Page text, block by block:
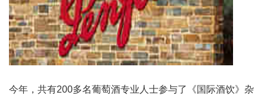
今年，共有200多名葡萄酒专业人士参与了《国际酒饮》杂